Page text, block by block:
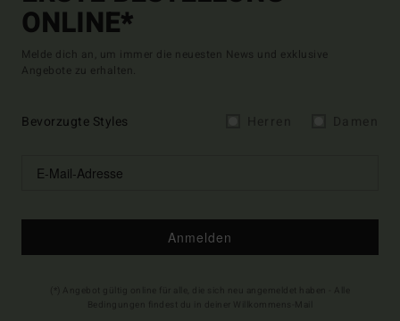
ONLINE*
Melde dich an, um immer die neuesten News und exklusive
Angebote zu erhalten.
Bevorzugte Styles
Anmelden